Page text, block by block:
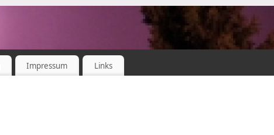
Impressum Links